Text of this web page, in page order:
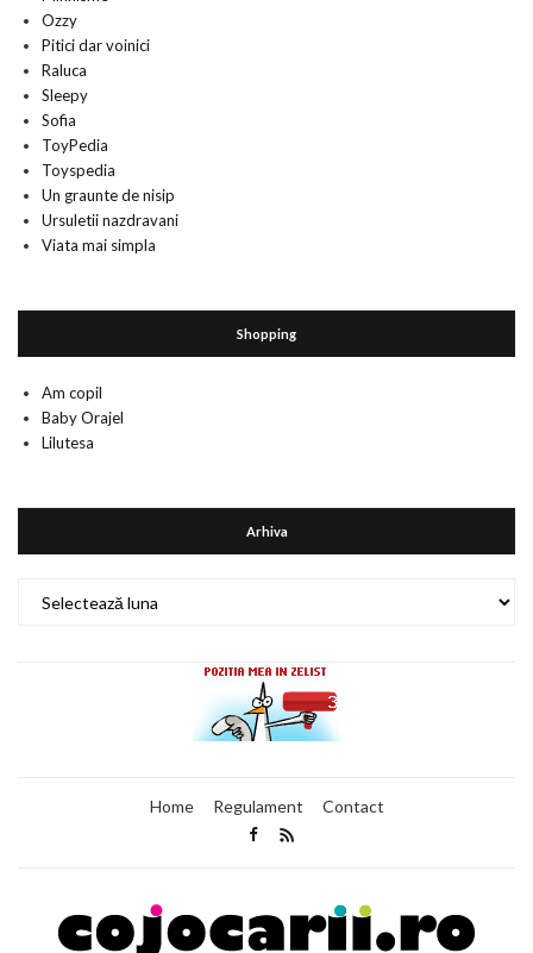
Ozzy
Pitici dar voinici
Raluca
Sleepy
Sofia
ToyPedia
Toyspedia
Un graunte de nisip
Ursuletii nazdravani
Viata mai simpla
Shopping
Am copil
Baby Orajel
Lilutesa
Arhiva
Home Regulament Contact